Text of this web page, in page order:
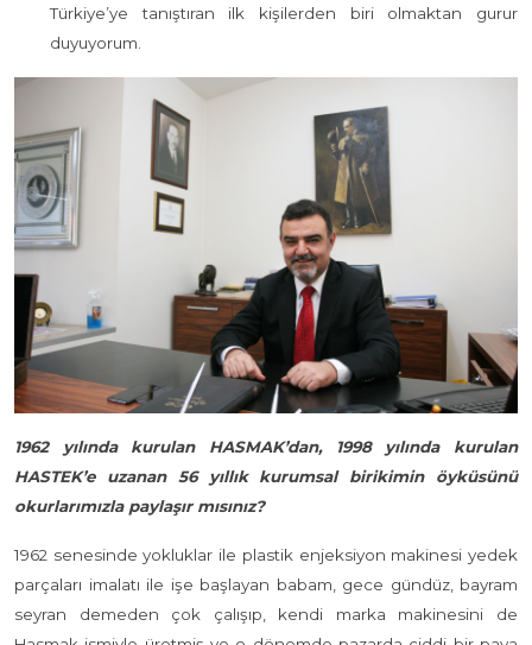
Türkiye’ye tanıştıran ilk kişilerden biri olmaktan gurur
duyuyorum.
1962 yılında kurulan HASMAK’dan, 1998 yılında kurulan
HASTEK’e uzanan 56 yıllık kurumsal birikimin öyküsünü
okurlarımızla paylaşır mısınız?
1962 senesinde yokluklar ile plastik enjeksiyon makinesi yedek
parçaları imalatı ile işe başlayan babam, gece gündüz, bayram
seyran demeden çok çalışıp, kendi marka makinesini de